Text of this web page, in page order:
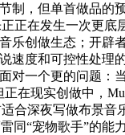
制，但单首做品
正在发生一次更
乐创做生态；开辟
速度和可控性处
对一个更的问题：
在现实创做中，
合深夜写做布景
“宠物歌手”的能